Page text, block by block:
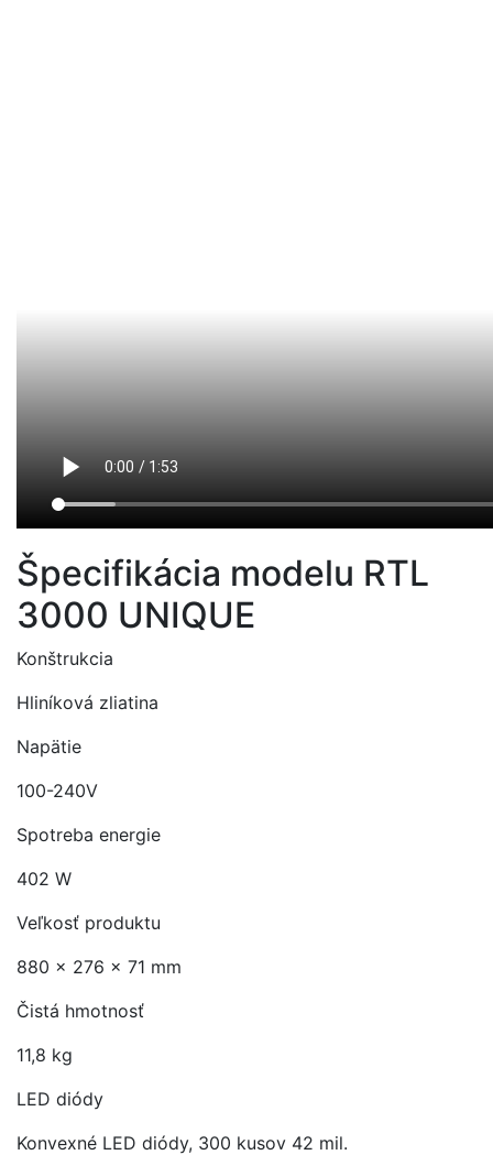
Špecifikácia modelu RTL
3000 UNIQUE
Konštrukcia
Hliníková zliatina
Napätie
100-240V
Spotreba energie
402 W
Veľkosť produktu
880 x 276 x 71 mm
Čistá hmotnosť
11,8 kg
LED diódy
Konvexné LED diódy, 300 kusov 42 mil.